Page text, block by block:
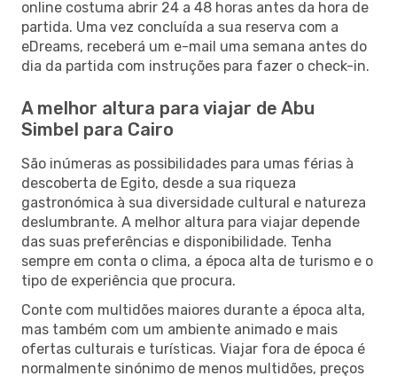
online costuma abrir 24 a 48 horas antes da hora de
partida. Uma vez concluída a sua reserva com a
eDreams, receberá um e-mail uma semana antes do
dia da partida com instruções para fazer o check-in.
A melhor altura para viajar de Abu
Simbel para Cairo
São inúmeras as possibilidades para umas férias à
descoberta de Egito, desde a sua riqueza
gastronómica à sua diversidade cultural e natureza
deslumbrante. A melhor altura para viajar depende
das suas preferências e disponibilidade. Tenha
sempre em conta o clima, a época alta de turismo e o
tipo de experiência que procura.
Conte com multidões maiores durante a época alta,
mas também com um ambiente animado e mais
ofertas culturais e turísticas. Viajar fora de época é
normalmente sinónimo de menos multidões, preços